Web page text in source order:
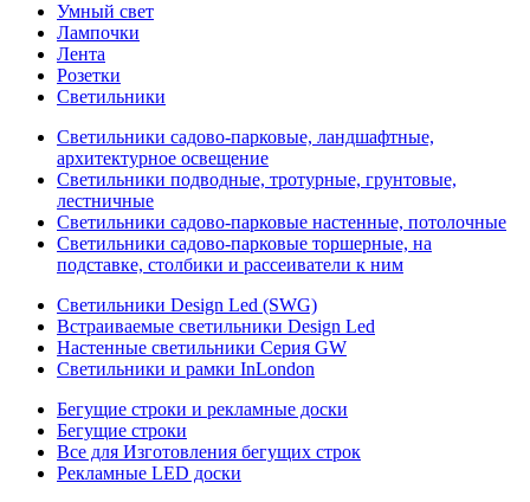
Умный свет
Лампочки
Лента
Розетки
Светильники
Светильники садово-парковые, ландшафтные,
архитектурное освещение
Светильники подводные, тротурные, грунтовые,
лестничные
Светильники садово-парковые настенные, потолочные
Светильники садово-парковые торшерные, на
подставке, столбики и рассеиватели к ним
Светильники Design Led (SWG)
Встраиваемые светильники Design Led
Настенные светильники Серия GW
Светильники и рамки InLondon
Бегущие строки и рекламные доски
Бегущие строки
Все для Изготовления бегущих строк
Рекламные LED доски